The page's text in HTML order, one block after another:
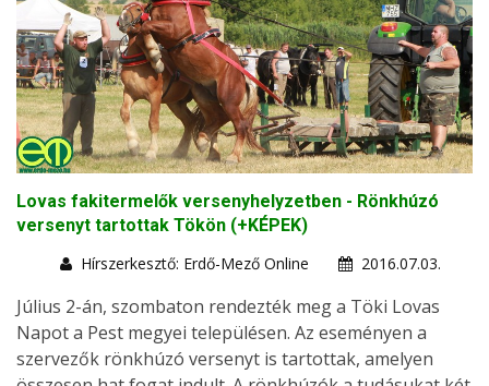
Lovas fakitermelők versenyhelyzetben - Rönkhúzó
versenyt tartottak Tökön (+KÉPEK)
Hírszerkesztő: Erdő-Mező Online
2016.07.03.
Július 2-án, szombaton rendezték meg a Töki Lovas
Napot a Pest megyei településen. Az eseményen a
szervezők rönkhúzó versenyt is tartottak, amelyen